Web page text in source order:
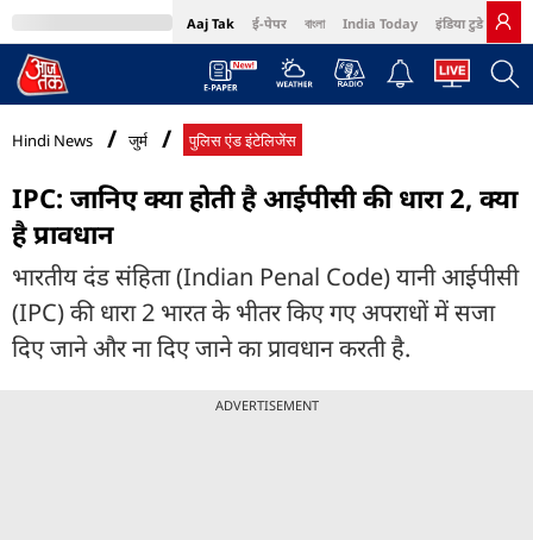
Aaj Tak ई-पेपर বাংলা India Today इंडिया टुडे हिंदी
MumbaiTak Cosmopolitan Harper's Bazaar Northeast
Hindi News जुर्म पुलिस एंड इंटेलिजेंस
IPC: जानिए क्या होती है आईपीसी की धारा 2, क्या
है प्रावधान
भारतीय दंड संहिता (Indian Penal Code) यानी आईपीसी
(IPC) की धारा 2 भारत के भीतर किए गए अपराधों में सजा
दिए जाने और ना दिए जाने का प्रावधान करती है.
ADVERTISEMENT